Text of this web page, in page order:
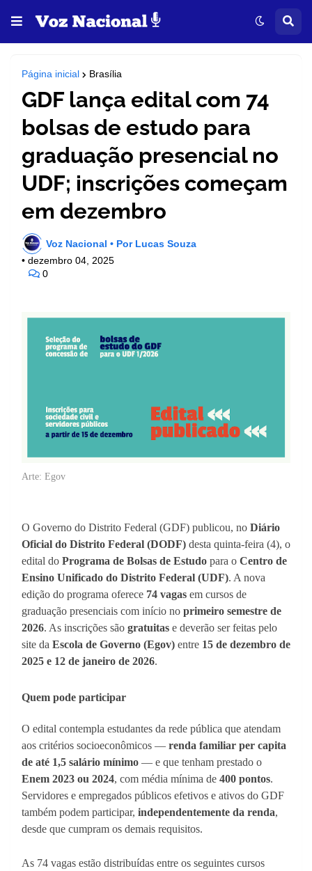
Página inicial Brasília
GDF lança edital com 74
bolsas de estudo para
graduação presencial no
UDF; inscrições começam
em dezembro
Voz Nacional • Por Lucas Souza
• dezembro 04, 2025
0
Arte: Egov
O Governo do Distrito Federal (GDF) publicou, no Diário
Oficial do Distrito Federal (DODF) desta quinta-feira (4), o
edital do Programa de Bolsas de Estudo para o Centro de
Ensino Unificado do Distrito Federal (UDF). A nova
edição do programa oferece 74 vagas em cursos de
graduação presenciais com início no primeiro semestre de
2026. As inscrições são gratuitas e deverão ser feitas pelo
site da Escola de Governo (Egov) entre 15 de dezembro de
2025 e 12 de janeiro de 2026.
Quem pode participar
O edital contempla estudantes da rede pública que atendam
aos critérios socioeconômicos — renda familiar per capita
de até 1,5 salário mínimo — e que tenham prestado o
Enem 2023 ou 2024, com média mínima de 400 pontos.
Servidores e empregados públicos efetivos e ativos do GDF
também podem participar, independentemente da renda,
desde que cumpram os demais requisitos.
As 74 vagas estão distribuídas entre os seguintes cursos